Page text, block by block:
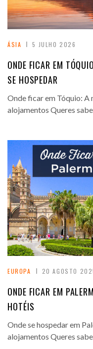
ÁSIA 5 JULHO 2026
ONDE FICAR EM
SE HOSPEDAR
Onde ficar em Tóquio: A
alojamentos Queres
EUROPA 20 AGOSTO
ONDE FICAR EM
HOTÉIS
Onde se hospedar em
alojamentos Queres